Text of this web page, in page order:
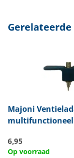
Majoni
multifunctioneel
6,95
Op voorraad